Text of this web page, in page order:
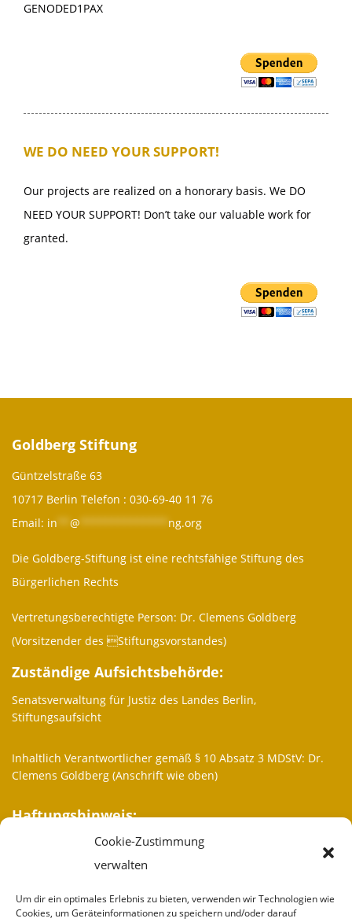
Cookie-Zustimmung
verwalten
Um dir ein optimales Erlebnis zu bieten, verwenden wir Technologien wie
Cookies, um Geräteinformationen zu speichern und/oder darauf
GENODED1PAX
WE DO NEED YOUR SUPPORT!
Our projects are realized on a honorary basis. We DO
NEED YOUR SUPPORT! Don’t take our valuable work for
granted.
Goldberg Stiftung
Güntzelstraße 63
10717 Berlin Telefon : 030-69-40 11 76
Email: in @ ************** ng.org
Die Goldberg-Stiftung ist eine rechtsfähige Stiftung des
Bürgerlichen Rechts
Vertretungsberechtigte Person: Dr. Clemens Goldberg
(Vorsitzender des Stiftungsvorstandes)
Zuständige Aufsichtsbehörde:
Senatsverwaltung für Justiz des Landes Berlin,
Stiftungsaufsicht
Inhaltlich Verantwortlicher gemäß § 10 Absatz 3 MDStV: Dr.
Clemens Goldberg (Anschrift wie oben)
Haftungshinweis:
Trotz sorgfältiger inhaltlicher Kontrolle übernehmen wir keine
Haftung für die Inhalte externer Links. Für den Inhalt der
verantwortlich.